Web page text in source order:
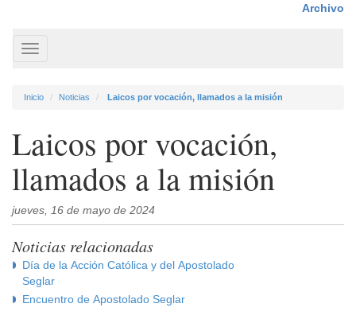
Archivo
Toggle
navigation
Inicio Noticias Laicos por vocación, llamados a la misión
Laicos por vocación,
llamados a la misión
jueves, 16 de mayo de 2024
Noticias relacionadas
Día de la Acción Católica y del Apostolado
Seglar
Encuentro de Apostolado Seglar